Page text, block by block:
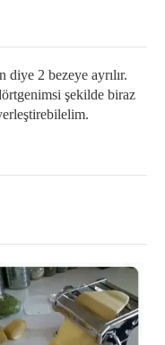
diye 2 bezeye ayrılır.
şekilde biraz